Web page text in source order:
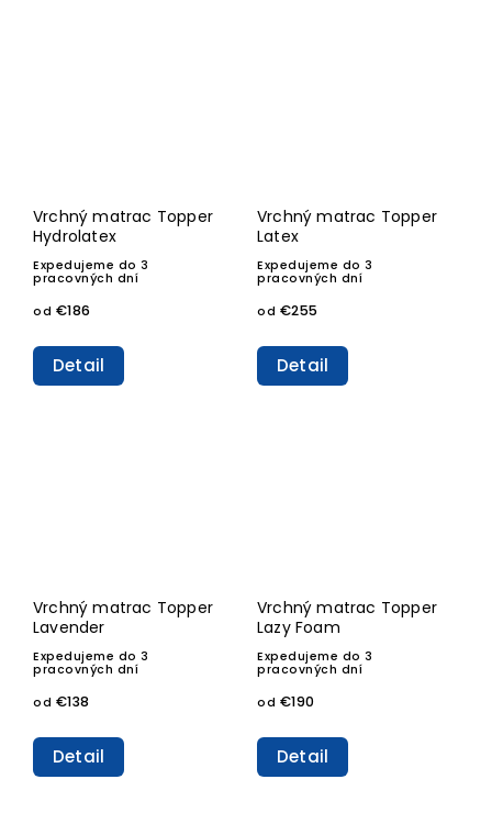
Vrchný matrac Topper
Hydrolatex
Expedujeme do 3
pracovných dní
od €186
Detail
Vrchný matrac Topper
Latex
Expedujeme do 3
pracovných dní
od €255
Detail
Vrchný matrac Topper
Lavender
Expedujeme do 3
pracovných dní
od €138
Detail
Vrchný matrac Topper
Lazy Foam
Expedujeme do 3
pracovných dní
od €190
Detail